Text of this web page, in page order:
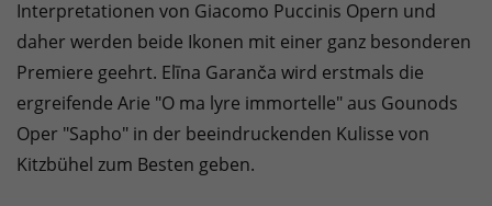
Interpretationen von Giacomo Puccinis Opern und
daher werden beide Ikonen mit einer ganz besonderen
Premiere geehrt. Elīna Garanča wird erstmals die
ergreifende Arie "O ma lyre immortelle" aus Gounods
Oper "Sapho" in der beeindruckenden Kulisse von
Kitzbühel zum Besten geben.